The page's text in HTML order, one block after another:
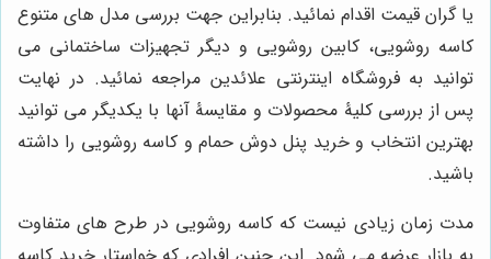
یا گران قیمت اقدام نمائید. بنابراین جهت بررسی مدل های متنوع
کاسه روشویی، کابین روشویی و دیگر تجهیزات ساختمانی می
توانید به فروشگاه اینترنتی علائدین مراجعه نمائید. در نهایت
پس از بررسی کلیۀ محصولات و مقایسۀ آنها با یکدیگر می توانید
بهترین انتخاب و خرید پنل دوش حمام و کاسه روشویی را داشته
باشید.
مدت زمان زیادی نیست که کاسه روشویی در طرح های متفاوت